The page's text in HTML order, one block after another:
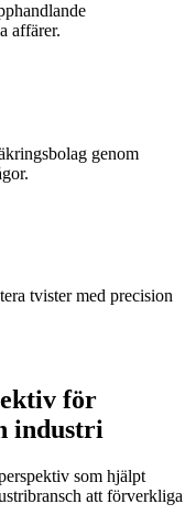
affärer.
genom
tvister med precision
för
industri
som hjälpt
att förverkliga